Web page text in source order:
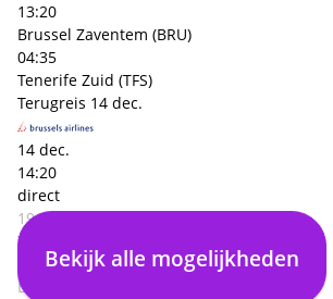
13:20
Brussel Zaventem (BRU)
04:35
Tenerife Zuid (TFS)
Terugreis 14 dec.
14 dec.
14:20
direct
19:50
Tenerife Zuid (TFS)
04:30
Brussel Zaventem (BRU)
Bekijk alle mogelijkheden